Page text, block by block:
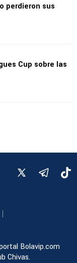
perdieron sus
Cup sobre las
|
Bolavip.com
Chivas.